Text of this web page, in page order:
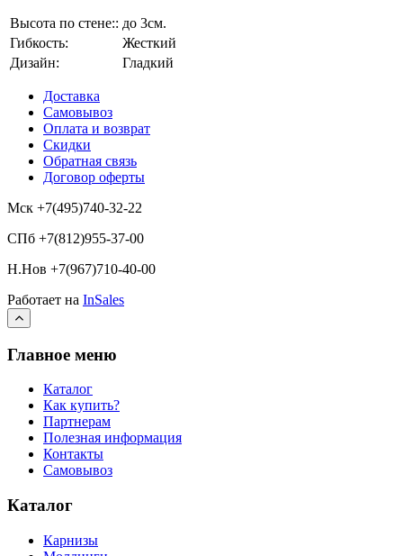
Высота по стене:: до 3см.
Гибкость:
Жесткий
Дизайн:
Гладкий
Доставка
Самовывоз
Оплата и возврат
Скидки
Обратная связь
Договор оферты
Мск +7(495)740-32-22
СПб +7(812)955-37-00
Н.Нов +7(967)710-40-00
Работает на InSales
Главное меню
Каталог
Как купить?
Партнерам
Полезная информация
Контакты
Самовывоз
Каталог
Карнизы